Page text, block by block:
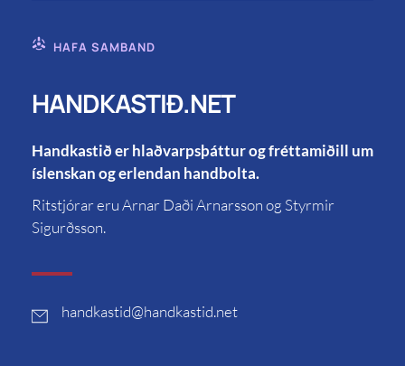
HAFA SAMBAND
HANDKASTIÐ.NET
Handkastið er hlaðvarpsþáttur og fréttamiðill um
íslenskan og erlendan handbolta.
Ritstjórar eru Arnar Daði Arnarsson og Styrmir
Sigurðsson.
handkastid@handkastid.net